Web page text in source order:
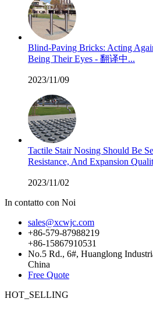
Blind-Paving Bricks: Acting
Being Their Eyes - 翻译中...
2023/11/09
Tactile Stair Nosing Should Be
Resistance, And Expansion
2023/11/02
In contatto con Noi
sales@xcwjc.com
+86-579-87988219
+86-15867910531
No.5 Rd., 6#, Huanglong
China
Free Quote
HOT_SELLING